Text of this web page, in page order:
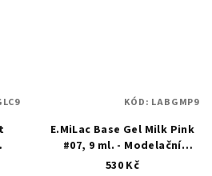
E.MiLac Base Gel Milk Pink
#07, 9 ml. - Modelační
kamuflážní báze
530 Kč
KÓD: LABGMP9